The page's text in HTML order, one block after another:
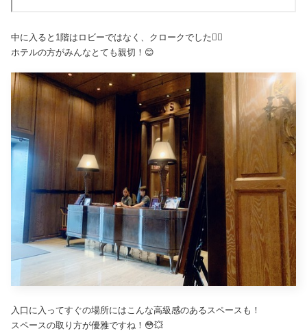
中に入ると1階はロビーではなく、クロークでした🏃‍♂️
ホテルの方がみんなとても親切！😊
入口に入ってすぐの場所にはこんな高級感のあるスペースも！
スペースの取り方が優雅ですね！😳💥